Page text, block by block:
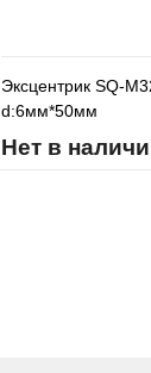
Эксцентрик SQ-
d:6мм*50мм
Нет в